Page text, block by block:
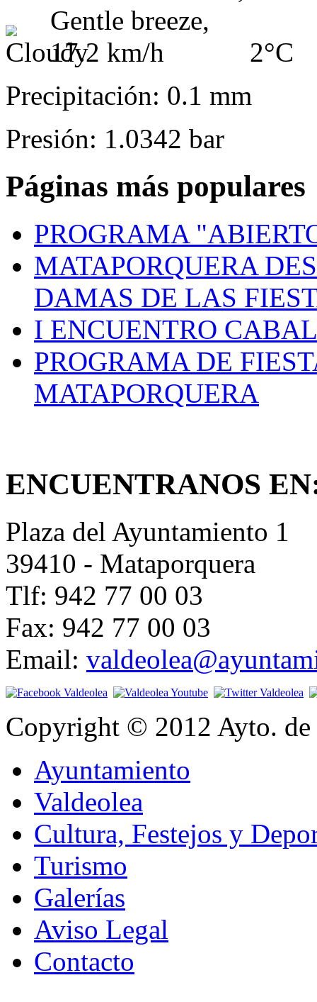
2°C
Precipitación: 0.1 mm
Presión: 1.0342 bar
Páginas más populares
PROGRAMA
MATAPORQUERA
DAMAS DE LAS
I ENCUENTRO
PROGRAMA DE
MATAPORQUERA
ENCUENTRANOS
Plaza del Ayuntamiento 1
39410 - Mataporquera
Tlf: 942 77 00 03
Fax: 942 77 00 03
Email:
Copyright © 2012 Ayto.
Ayuntamiento
Valdeolea
Cultura, Festejos y
Turismo
Galerías
Aviso Legal
Contacto